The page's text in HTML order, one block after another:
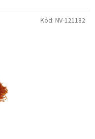
Kód: NV-121182